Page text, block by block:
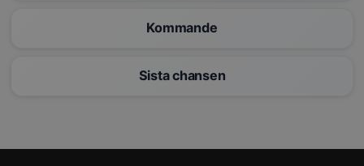
Kommande
Sista chansen